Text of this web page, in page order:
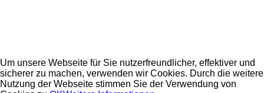
Um unsere Webseite für Sie nutzerfreundlicher, effektiver und
sicherer zu machen, verwenden wir Cookies. Durch die weitere
Nutzung der Webseite stimmen Sie der Verwendung von